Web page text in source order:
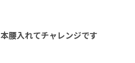
本腰入れてチャレンジです